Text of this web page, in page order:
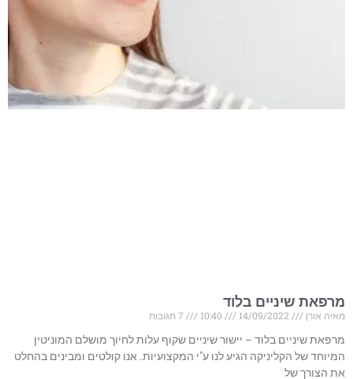
מרפאת שיניים בלוד
מאיה אורן
מרפאת שיניים בלוד – יישור שיניים שקוף עלות לחיוך מושלם המוניטין
המיוחד של הקליניקה הגיע לנו ע"י המקצועיות. אנו קולטים ומבינים בהחלט
את הצורך של